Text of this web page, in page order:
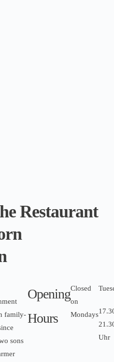
Restaurant
family-
sons
Opening
Hours
Closed
on
Mondays
Uhr